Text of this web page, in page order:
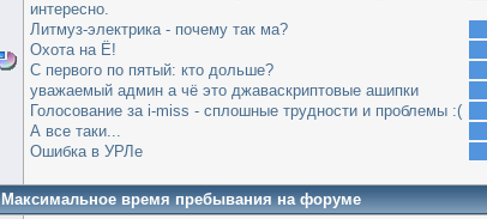
интересно.
Литмуз-электрика - почему так ма?
Охота на Ё!
С первого по пятый: кто дольше?
уважаемый админ а чё это джаваскриптовые ашипки
Голосование за i-miss - сплошные трудности и проблемы :(
А все таки...
Ошибка в УРЛе
Максимальное время пребывания на форуме